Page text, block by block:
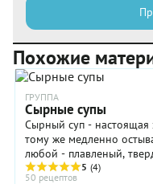
Похожие
ГРУППА
Сырные супы
Сырный суп - настоящая
тому же медленно остывает. Сыр для супа
любой - плавленый,
плесенью. Чем "насытить"
5 (4)
50 рецептов